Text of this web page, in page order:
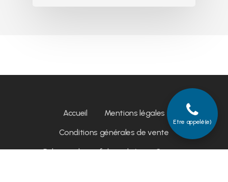
Etre appelé(e)
Accueil
Mentions légales
Conditions générales de vente
Politique de confidentialité
Contact